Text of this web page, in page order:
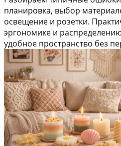
планировка, выбор
освещение и розетки.
эргономике и
удобное пространство без